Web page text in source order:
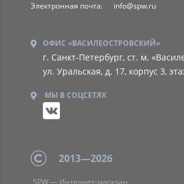
Электронная почта: info@spw.ru
ОФИС «ВАСИЛЕОСТРОВСКИЙ»
г. Санкт-Петербург, ст. м.
ул. Уральская, д. 17, корпус 3,
МЫ В СОЦСЕТЯХ
2013—2026
SPW — Интернет-магазин